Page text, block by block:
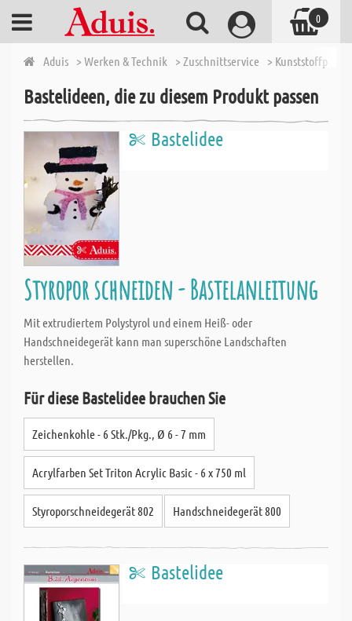
Aduis > Werken & Technik > Zuschnittservice >
Bastelideen, die zu diesem Produkt passen
Bastelidee
Styropor schneiden - Bastelanleitung
Mit extrudiertem Polystyrol und einem Heiß- oder
Handschneidegerät kann man superschöne Landschaften
herstellen.
Für diese Bastelidee brauchen Sie
Zeichenkohle - 6 Stk./Pkg., Ø 6 - 7 mm
Acrylfarben Set Triton Acrylic Basic - 6 x 750 ml
Styroporschneidegerät 802 Handschneidegerät 800
Bastelidee
0